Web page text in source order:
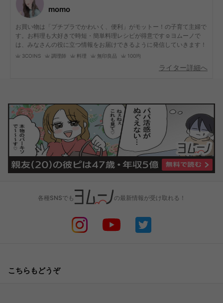
momo
お買い物は「プチプラでかわいく、便利」がモットー！の子育て主婦で
す。お料理も大好きで時短・簡単料理レシピが得意です☺︎ヨムーノで
は、みなさんの役に立つ情報をお届けできるように発信していきます！
3COINS 調理師 料理 無印良品 100均
ライター詳細へ
各種SNSでも の最新情報が受け取れる！
こちらもどうぞ